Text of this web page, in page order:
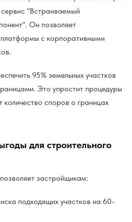
"Встраиваемый
Он позволяет
с корпоративными
95% земельных участков
Это упростит процедуры
количество споров о границах
для строительного
застройщикам:
подходящих участков на 60-